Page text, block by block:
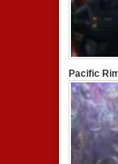
Pacific